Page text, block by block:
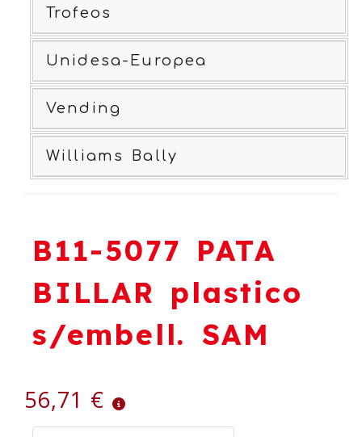
Trofeos
Unidesa-Europea
Vending
Williams Bally
B11-5077 PATA
BILLAR plastico
s/embell. SAM
56,71 €